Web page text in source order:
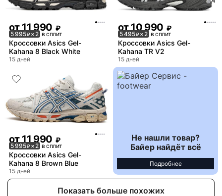
от11 990 ₽
5 995₽× 2 в сплит
Кроссовки Asics Gel-
Kahana 8 Black White
15 дней
от10 990 ₽
5 495₽× 2 в сплит
Кроссовки Asics Gel-
Kahana TR V2
15 дней
от 11 990 ₽
5 995₽× 2 в сплит
Кроссовки Asics Gel-
Kahana 8 Brown Blue
15 дней
Не нашли товар?
Байер найдёт всё
Подробнее
Показать больше похожих